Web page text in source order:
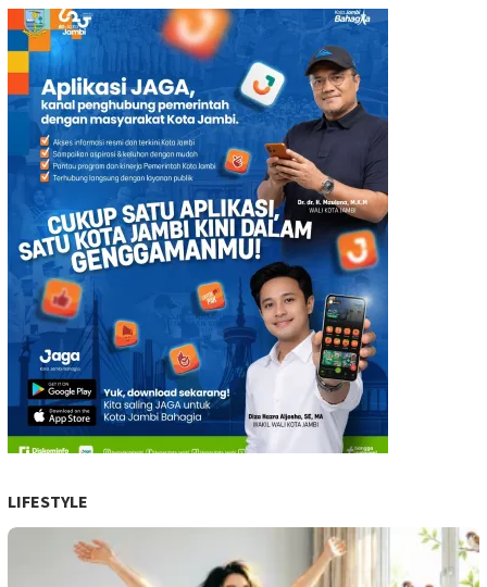
LIFESTYLE